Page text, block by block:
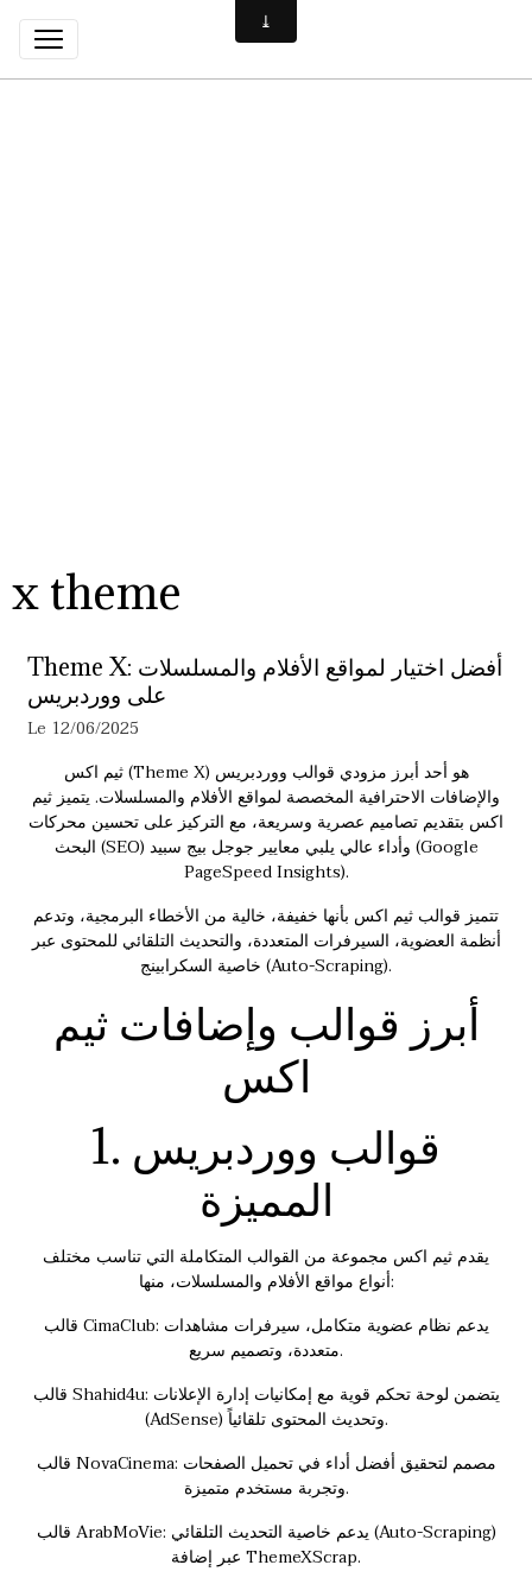
x theme
Theme X: أفضل اختيار لمواقع الأفلام والمسلسلات
على ووردبريس
Le 12/06/2025
ثيم اكس (Theme X) هو أحد أبرز مزودي قوالب ووردبريس
والإضافات الاحترافية المخصصة لمواقع الأفلام والمسلسلات. يتميز ثيم
اكس بتقديم تصاميم عصرية وسريعة، مع التركيز على تحسين محركات
البحث (SEO) وأداء عالي يلبي معايير جوجل بيج سبيد (Google
PageSpeed Insights).
تتميز قوالب ثيم اكس بأنها خفيفة، خالية من الأخطاء البرمجية، وتدعم
أنظمة العضوية، السيرفرات المتعددة، والتحديث التلقائي للمحتوى عبر
خاصية السكرابينج (Auto-Scraping).
أبرز قوالب وإضافات ثيم
اكس
1. قوالب ووردبريس
المميزة
يقدم ثيم اكس مجموعة من القوالب المتكاملة التي تناسب مختلف
أنواع مواقع الأفلام والمسلسلات، منها:
قالب CimaClub: يدعم نظام عضوية متكامل، سيرفرات مشاهدات
متعددة، وتصميم سريع.
قالب Shahid4u: يتضمن لوحة تحكم قوية مع إمكانيات إدارة الإعلانات
(AdSense) وتحديث المحتوى تلقائياً.
قالب NovaCinema: مصمم لتحقيق أفضل أداء في تحميل الصفحات
وتجربة مستخدم متميزة.
قالب ArabMoVie: يدعم خاصية التحديث التلقائي (Auto-Scraping)
عبر إضافة ThemeXScrap.